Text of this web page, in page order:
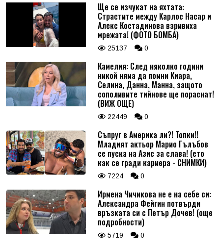
Ще се изчукат на яхтата:
Страстите между Карлос Насар и
Алекс Костадинова взривиха
мрежата! (ФОТО БОМБА)
25137 0
Камелия: След няколко години
никой няма да помни Киара,
Селина, Данна, Манна, защото
сополивите тийнове ще пораснат!
(ВИЖ ОЩЕ)
22449 0
Съпруг в Америка ли?! Топки!!
Младият актьор Марио Гълъбов
се пуска на Азис за слава! (ето
как се гради кариера - СНИМКИ)
7224 0
Ирмена Чичикова не е на себе си:
Александра Фейгин потвърди
връзката си с Петър Дочев! (още
подробности)
5719 0